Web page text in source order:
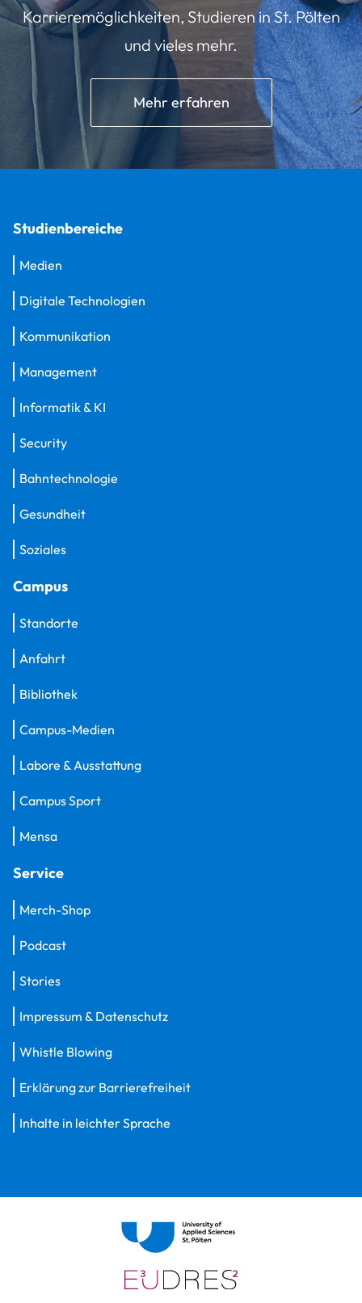
Karrieremöglichkeiten, Studieren in St. Pölten
und vieles mehr.
Mehr erfahren
Studienbereiche
Medien
Digitale Technologien
Kommunikation
Management
Informatik & KI
Security
Bahntechnologie
Gesundheit
Soziales
Campus
Standorte
Anfahrt
Bibliothek
Campus-Medien
Labore & Ausstattung
Campus Sport
Mensa
Service
Merch-Shop
Podcast
Stories
Impressum & Datenschutz
Whistle Blowing
Erklärung zur Barrierefreiheit
Inhalte in leichter Sprache